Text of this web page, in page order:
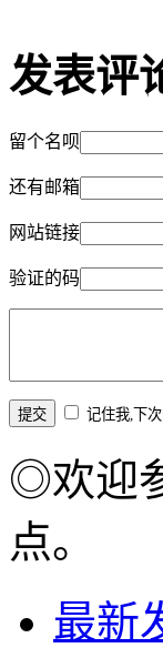
发表评
留个名呗
还有邮箱
网站链接
验证的码
记住我,下
◎欢迎
点。
最新